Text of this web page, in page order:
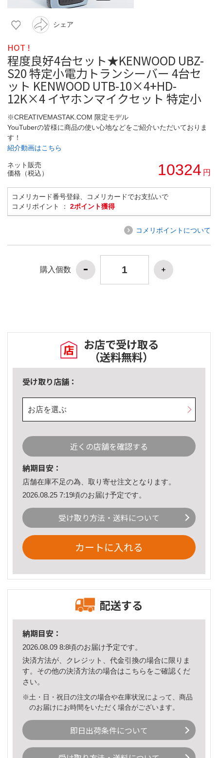
シェア
HOT !
程度良好4台セット★KENWOOD UBZ-
S20 特定小電力トランシーバー 4台セ
ット KENWOOD UTB-10×4+HD-
12K×4 イヤホンマイクセット 特定小
※CREATIVEMASTAK.COM 限定モデル
YouTuberの皆様に商品の使い心地などをご紹介いただいておりま
す！
紹介動画はこちら
ネット販売
価格（税込）
10324 円
コメリカード番号登録、コメリカードでお支払いで
コメリポイント ： 2ポイント獲得
コメリポイントについて
購入個数
お店で受け取る
（送料無料）
受け取り店舗：
お店を選ぶ
近くの店舗を確認する
納期目安：
店舗在庫不足の為、取り寄せ注文となります。
2026.08.25 7:19頃のお届け予定です。
受け取り方法・送料について
カートに入れる
配送する
納期目安：
2026.08.09 8:8頃のお届け予定です。
決済方法が、クレジット、代金引換の場合に限りま
す。その他の決済方法の場合はこちら をご確認くだ
さい。
※土・日・祝日の注文の場合や在庫状況によって、商品
のお届けにお時間をいただく場合がございます。
即日出荷条件について